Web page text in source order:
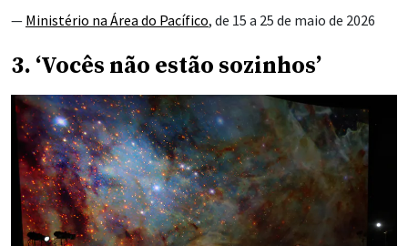
— Ministério na Área do Pacífico, de 15 a 25 de maio de 2026
3. ‘Vocês não estão sozinhos’